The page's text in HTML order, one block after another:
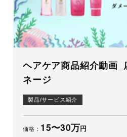
ヘアケア商品紹介動画_
ネージ
製品/サービス紹介
価格： 15〜30万円